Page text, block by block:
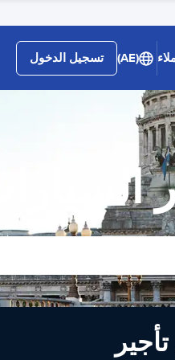
(AE) تسجيل الدخول
على تأجير